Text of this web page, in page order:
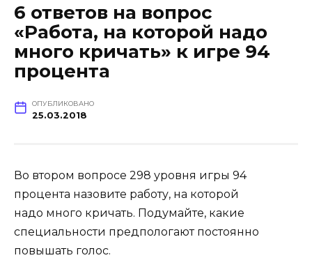
6 ответов на вопрос
«Работа, на которой надо
много кричать» к игре 94
процента
ОПУБЛИКОВАНО
25.03.2018
Во втором вопросе 298 уровня игры 94
процента назовите работу, на которой
надо много кричать. Подумайте, какие
специальности предпологают постоянно
повышать голос.